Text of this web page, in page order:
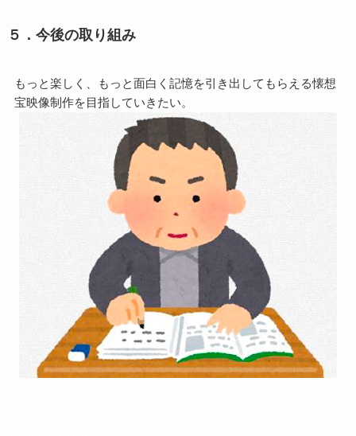
５．今後の取り組み
もっと楽しく、もっと面白く記憶を引き出してもらえる懐想
宝映像制作を目指していきたい。